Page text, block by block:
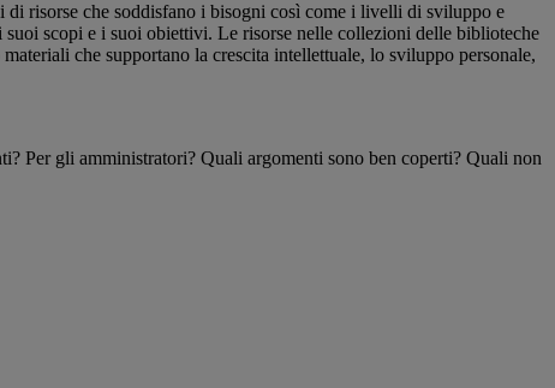
risorse che soddisfano i bisogni così come i livelli di sviluppo e
scopi e i suoi obiettivi. Le risorse nelle collezioni delle biblioteche
che supportano la crescita intellettuale, lo sviluppo personale,
Per gli amministratori? Quali argomenti sono ben coperti? Quali non